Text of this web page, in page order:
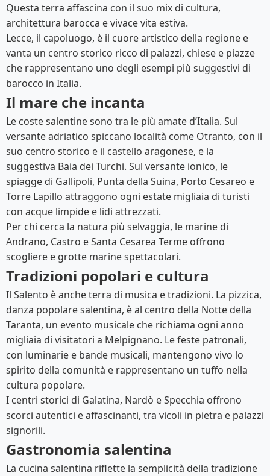
Questa terra affascina con il suo mix di cultura,
architettura barocca e vivace vita estiva.
Lecce, il capoluogo, è il cuore artistico della regione e
vanta un centro storico ricco di palazzi, chiese e piazze
che rappresentano uno degli esempi più suggestivi di
barocco in Italia.
Il mare che incanta
Le coste salentine sono tra le più amate d’Italia. Sul
versante adriatico spiccano località come Otranto, con il
suo centro storico e il castello aragonese, e la
suggestiva Baia dei Turchi. Sul versante ionico, le
spiagge di Gallipoli, Punta della Suina, Porto Cesareo e
Torre Lapillo attraggono ogni estate migliaia di turisti
con acque limpide e lidi attrezzati.
Per chi cerca la natura più selvaggia, le marine di
Andrano, Castro e Santa Cesarea Terme offrono
scogliere e grotte marine spettacolari.
Tradizioni popolari e cultura
Il Salento è anche terra di musica e tradizioni. La pizzica,
danza popolare salentina, è al centro della Notte della
Taranta, un evento musicale che richiama ogni anno
migliaia di visitatori a Melpignano. Le feste patronali,
con luminarie e bande musicali, mantengono vivo lo
spirito della comunità e rappresentano un tuffo nella
cultura popolare.
I centri storici di Galatina, Nardò e Specchia offrono
scorci autentici e affascinanti, tra vicoli in pietra e palazzi
signorili.
Gastronomia salentina
La cucina salentina riflette la semplicità della tradizione